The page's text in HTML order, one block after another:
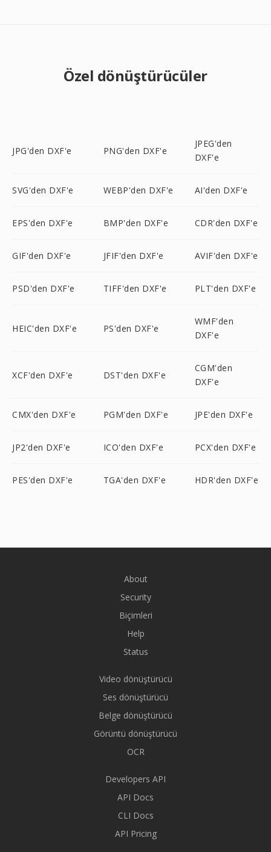
Özel dönüştürücüler
JPG'den DXF'e PNG'den DXF'e
JPEG'den
DXF'e
SVG'den DXF'e WEBP'den DXF'e AI'den DXF'e
EPS'den DXF'e BMP'den DXF'e CDR'den DXF'e
GIF'den DXF'e JFIF'den DXF'e AVIF'den DXF'e
PSD'den DXF'e TIFF'den DXF'e PLT'den DXF'e
HEIC'den DXF'e PS'den DXF'e
WMF'den
DXF'e
XCF'den DXF'e DST'den DXF'e
CGM'den
DXF'e
CMX'den DXF'e PGM'den DXF'e JPE'den DXF'e
JP2'den DXF'e ICO'den DXF'e PCX'den DXF'e
PES'den DXF'e TGA'den DXF'e HDR'den DXF'e
About
Security
Biçimleri
Help
Status
Video dönüştürücü
Ses dönüştürücü
Belge dönüştürücü
Görüntü dönüştürücü
OCR
Developers API
API Docs
CLI Docs
API Pricing